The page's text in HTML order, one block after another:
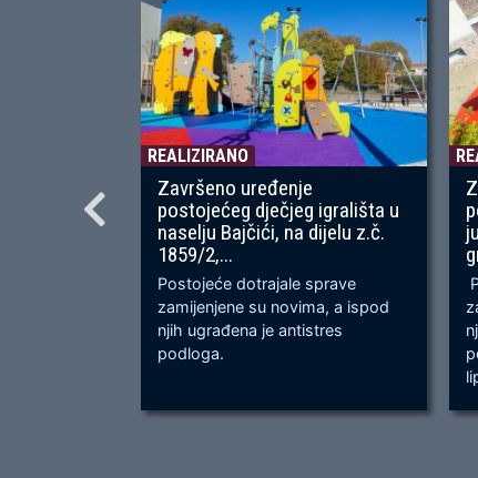
REALIZIRANO
Završeno uređenje
postojećeg dječjeg igrališta u
naselju Bajčići, na dijelu z.č.
1859/2,...
Postojeće dotrajale sprave
zamijenjene su novima, a ispod
njih ugrađena je antistres
podloga.